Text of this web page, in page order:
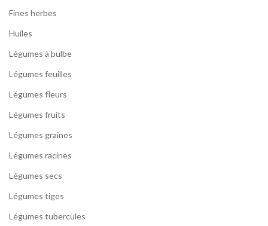
Fines herbes
Huiles
Légumes à bulbe
Légumes feuilles
Légumes fleurs
Légumes fruits
Légumes graines
Légumes racines
Légumes secs
Légumes tiges
Légumes tubercules